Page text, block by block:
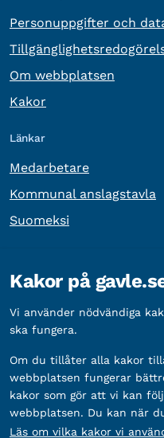
Personuppgifter och
Om webbplatsen
Kakor
Länkar
Medarbetare
Kommunal anslagstavla
Suomeksi
Organisationsnummer:
Bankgironummer: 5888-
Kakor på
Vi använder nödvändiga
ska fungera.
Om du tillåter alla kakor
webbplatsen fungerar
kakor som gör att vi kan
webbplatsen. Du kan när
Läs om vilka kakor vi